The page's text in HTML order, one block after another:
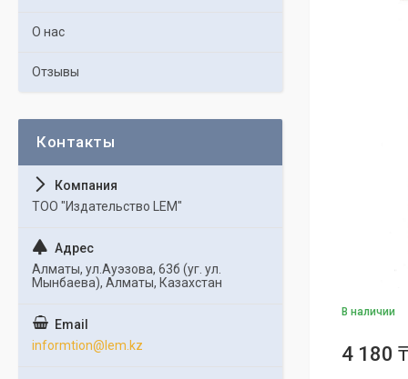
В наличии
4 180 ₸
О нас
Отзывы
ТОО "Издательство LEM"
Алматы, ул.Ауэзова, 63б (уг. ул.
Мынбаева), Алматы, Казахстан
informtion@lem.kz